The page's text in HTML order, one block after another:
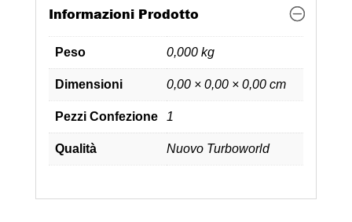
Informazioni Prodotto
Peso 0,000 kg
Dimensioni 0,00 × 0,00 × 0,00 cm
Pezzi Confezione 1
Qualità Nuovo Turboworld